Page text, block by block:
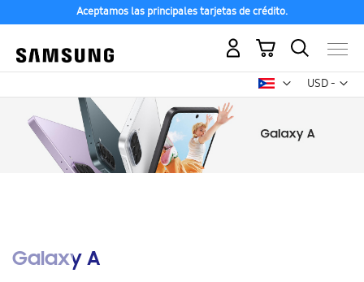
Aceptamos las principales tarjetas de crédito.
USD -
dólar
Mi carrito
Galaxy A